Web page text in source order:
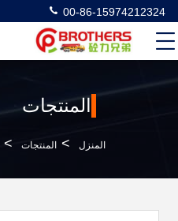
00-86-15974212324
المنتجات
المنزل > المنتجات >